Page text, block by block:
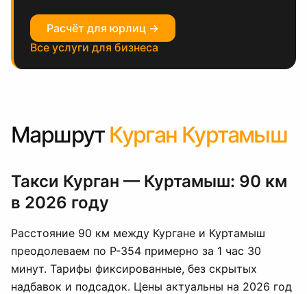
Расчёт для юрлиц →
Все услуги для бизнеса
Маршрут Курган Куртамыш
Такси Курган — Куртамыш: 90 км
в 2026 году
Расстояние 90 км между Кургане и Куртамыш
преодолеваем по Р-354 примерно за 1 час 30
минут. Тарифы фиксированные, без скрытых
надбавок и подсадок. Цены актуальны на 2026 год